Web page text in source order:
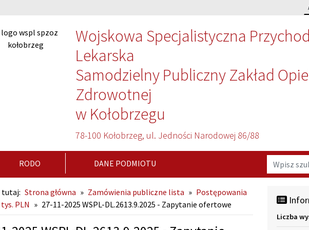
Wojskowa Specjalistyczna
Lekarska
Samodzielny Publiczny Zakład
Zdrowotnej
w Kołobrzegu
78-100 Kołobrzeg, ul. Jedności Narodowej 86/88
RODO DANE PODMIOTU Wyszukaj
tutaj: Strona główna » Zamówienia publiczne lista » Postępowania
PLN » 27-11-2025 WSPL-DL.2613.9.2025 - Zapytanie ofertowe
Liczba